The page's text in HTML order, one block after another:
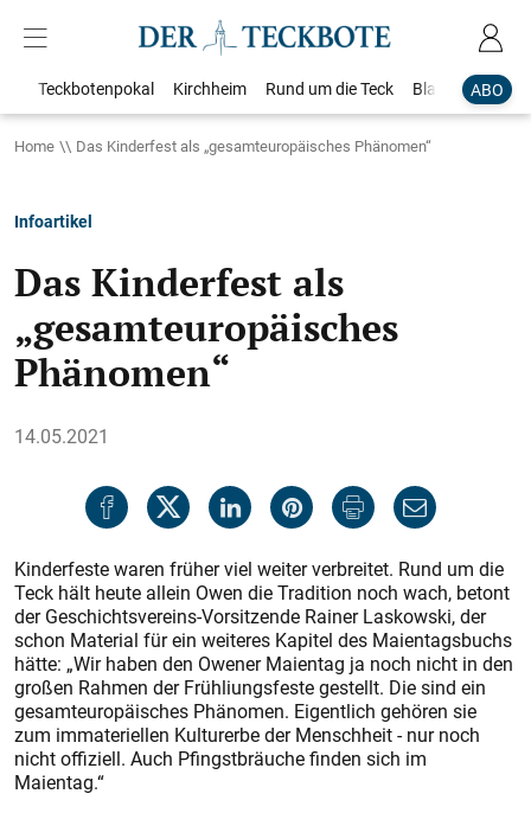
ABO
Teckbotenpokal Kirchheim Rund um die Teck Blaulicht
Home Das Kinderfest als „gesamteuropäisches Phänomen“
Infoartikel
Das Kinderfest als
„gesamteuropäisches
Phänomen“
14.05.2021
Kinderfeste waren früher viel weiter verbreitet. Rund um die
Teck hält heute allein Owen die Tradition noch wach, betont
der Geschichtsvereins-Vorsitzende Rainer Laskowski, der
schon Material für ein weiteres Kapitel des Maientagsbuchs
hätte: „Wir haben den Owener Maientag ja noch nicht in den
großen Rahmen der Frühliungsfeste gestellt. Die sind ein
gesamteuropäisches Phänomen. Eigentlich gehören sie
zum immateriellen Kulturerbe der Menschheit - nur noch
nicht offiziell. Auch Pfingstbräuche finden sich im
Maientag.“